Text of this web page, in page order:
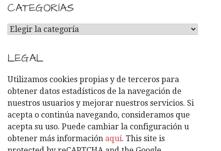
CATEGORÍAS
C
T
E
G
O
R
Í
A
S
LEGAL
Utilizamos cookies propias y de terceros para
obtener datos estadísticos de la navegación de
nuestros usuarios y mejorar nuestros servicios. Si
acepta o continúa navegando, consideramos que
acepta su uso. Puede cambiar la configuración u
obtener más información aquí. This site is